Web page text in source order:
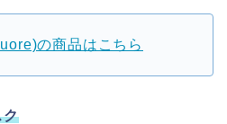
の商品はこちら
ク